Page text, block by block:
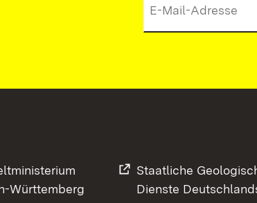
Württemberg
Staatliche
Dienste